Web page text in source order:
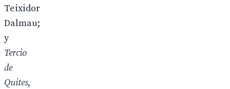
Teixidor
Dalmau;
y
Tercio
de
Quites,